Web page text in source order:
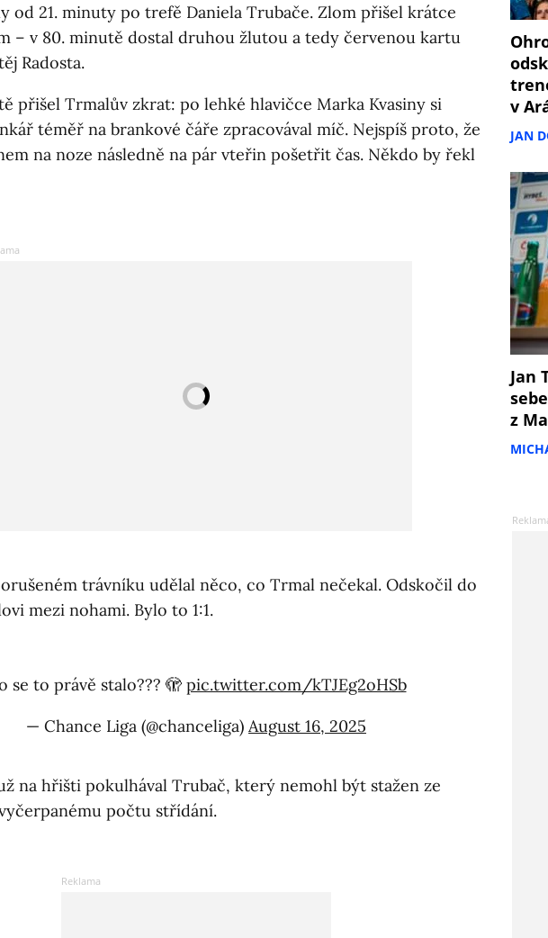
od 21. minuty po trefě Daniela Trubače. Zlom přišel krátce
– v 80. minutě dostal druhou žlutou a tedy červenou kartu
Radosta.
přišel Trmalův zkrat: po lehké hlavičce Marka Kvasiny si
téměř na brankové čáře zpracovával míč. Nejspíš proto, že
na noze následně na pár vteřin pošetřit čas. Někdo by řekl
trávníku udělal něco, co Trmal nečekal. Odskočil do
mezi nohami. Bylo to 1:1.
se to právě stalo??? 🫣 pic.twitter.com/kTJEg2oHSb
— Chance Liga (@chanceliga) August 16, 2025
na hřišti pokulhával Trubač, který nemohl být stažen ze
počtu střídání.
v
JAN
Jan
z